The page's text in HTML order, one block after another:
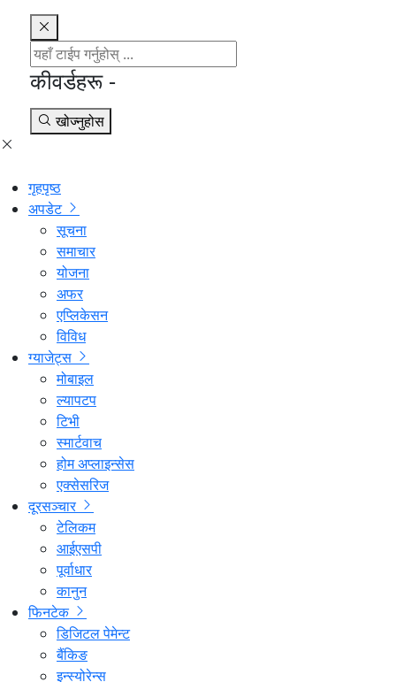
कीवर्डहरू -
खोज्नुहोस
गृहपृष्ठ
अपडेट
सूचना
समाचार
योजना
अफर
एप्लिकेसन
विविध
ग्याजेट्स
मोबाइल
ल्यापटप
टिभी
स्मार्टवाच
होम अप्लाइन्सेस
एक्सेसरिज
दूरसञ्चार
टेलिकम
आईएसपी
पूर्वाधार
कानुन
फिनटेक
डिजिटल पेमेन्ट
बैंकिङ
इन्स्योरेन्स